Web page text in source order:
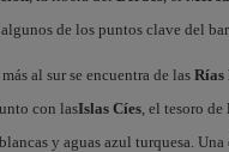
algunos de los puntos clave del
al sur se encuentra de lasRías
con lasIslas Cíes, el tesoro de
y aguas azul turquesa.